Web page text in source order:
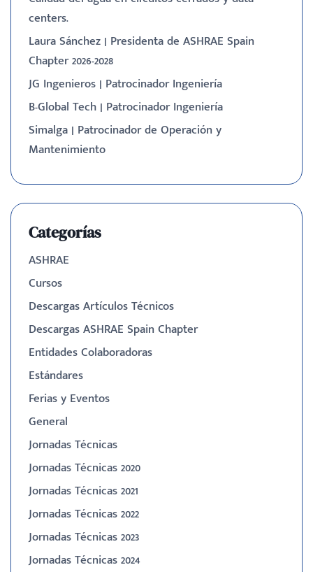
centers.
Laura Sánchez | Presidenta de ASHRAE Spain
Chapter 2026-2028
JG Ingenieros | Patrocinador Ingeniería
B-Global Tech | Patrocinador Ingeniería
Simalga | Patrocinador de Operación y
Mantenimiento
Categorías
ASHRAE
Cursos
Descargas Artículos Técnicos
Descargas ASHRAE Spain Chapter
Entidades Colaboradoras
Estándares
Ferias y Eventos
General
Jornadas Técnicas
Jornadas Técnicas 2020
Jornadas Técnicas 2021
Jornadas Técnicas 2022
Jornadas Técnicas 2023
Jornadas Técnicas 2024